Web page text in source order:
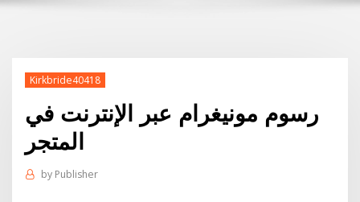
Kirkbride40418
رسوم مونيغرام عبر الإنترنت في
المتجر
by Publisher